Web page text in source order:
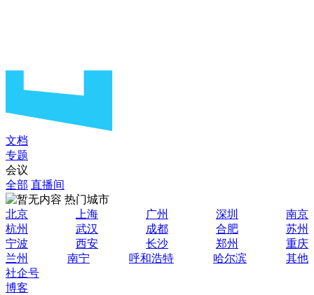
文档
专题
会议
全部 直播间
热门城市
北京
上海 广州 深圳
南京
杭州
武汉 成都 合肥
苏州
宁波
西安 长沙 郑州
重庆
兰州
南宁 呼和浩特 哈尔滨
其他
社企号
博客